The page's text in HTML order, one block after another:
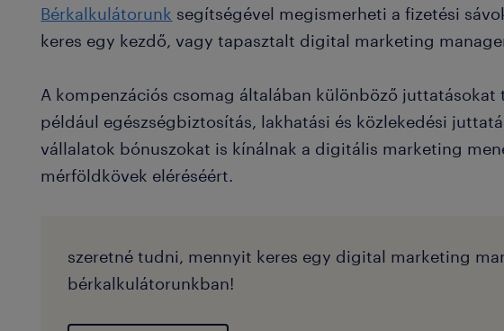
Bérkalkulátorunk segítségével megismerheti a fizetési
keres egy kezdő, vagy tapasztalt digital marketing
A kompenzációs csomag általában különböző juttatásokat
például egészségbiztosítás, lakhatási és közlekedési
vállalatok bónuszokat is kínálnak a digitális marketing
mérföldkövek eléréséért.
szeretné tudni, mennyit keres egy digital marketing
bérkalkulátorunkban!